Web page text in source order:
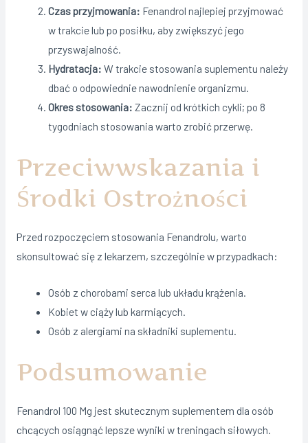
Czas przyjmowania: Fenandrol najlepiej przyjmować
w trakcie lub po posiłku, aby zwiększyć jego
przyswajalność.
Hydratacja: W trakcie stosowania suplementu należy
dbać o odpowiednie nawodnienie organizmu.
Okres stosowania: Zacznij od krótkich cykli; po 8
tygodniach stosowania warto zrobić przerwę.
Przeciwwskazania i
Środki Ostrożności
Przed rozpoczęciem stosowania Fenandrolu, warto
skonsultować się z lekarzem, szczególnie w przypadkach:
Osób z chorobami serca lub układu krążenia.
Kobiet w ciąży lub karmiących.
Osób z alergiami na składniki suplementu.
Podsumowanie
Fenandrol 100 Mg jest skutecznym suplementem dla osób
chcących osiągnąć lepsze wyniki w treningach siłowych.